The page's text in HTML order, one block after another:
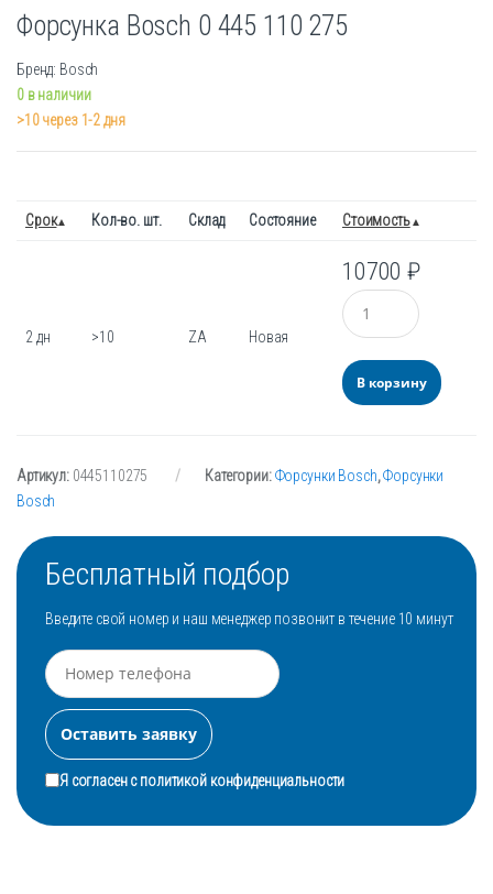
Форсунка Bosch 0 445 110 275
Бренд: Bosch
0 в наличии
>10 через 1-2 дня
Срок Кол-во. шт. Склад Состояние Стоимость
2 дн >10 ZA Новая
10700₽
Количество
В корзину
Артикул: 0445110275 Категории:Форсунки Bosch,Форсунки
Bosch
Бесплатный подбор
Введите свой номер и наш менеджер позвонит в течение 10 минут
Я согласен сполитикой конфиденциальности